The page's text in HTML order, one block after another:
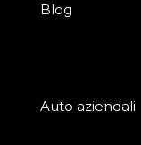
Blog
Auto aziendali